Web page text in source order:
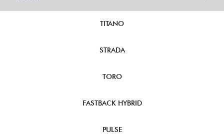
TITANO
STRADA
TORO
FASTBACK HYBRID
PULSE